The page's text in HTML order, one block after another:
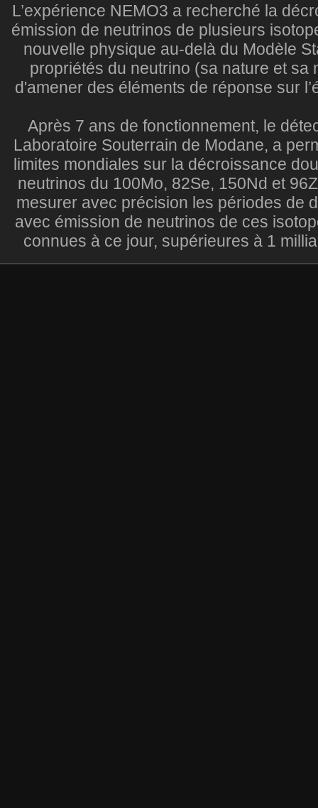
L’expérience NEMO3 a recherché la
émission de neutrinos de plusieurs
nouvelle physique au-delà du Modèle
propriétés du neutrino (sa nature et sa
d'amener des éléments de réponse sur
Après 7 ans de fonctionnement, le
Laboratoire Souterrain de Modane, a
limites mondiales sur la décroissance
neutrinos du 100Mo, 82Se, 150Nd et
mesurer avec précision les périodes de
avec émission de neutrinos de ces
connues à ce jour, supérieures à 1